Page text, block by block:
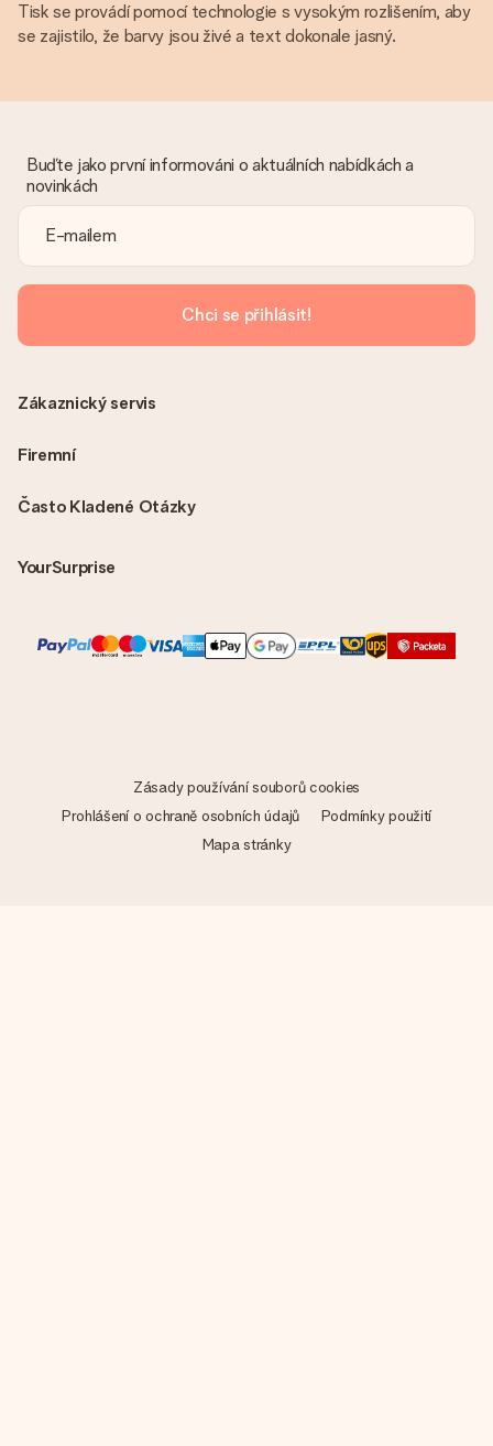
Tisk se provádí pomocí technologie s vysokým rozlišením, aby
se zajistilo, že barvy jsou živé a text dokonale jasný.
Buďte jako první informováni o aktuálních nabídkách a
novinkách
Chci se přihlásit!
Často Kladené Otázky
YourSurprise
Zákaznický servis
Firemní
Zásady používání souborů cookies
Prohlášení o ochraně osobních údajů
Podmínky použití
Mapa stránky